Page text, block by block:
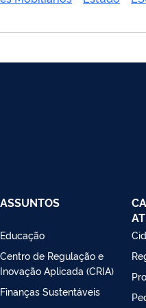
ASSUNTOS
Educação
Centro de Regulação e
Inovação Aplicada (CRIA)
Finanças Sustentáveis